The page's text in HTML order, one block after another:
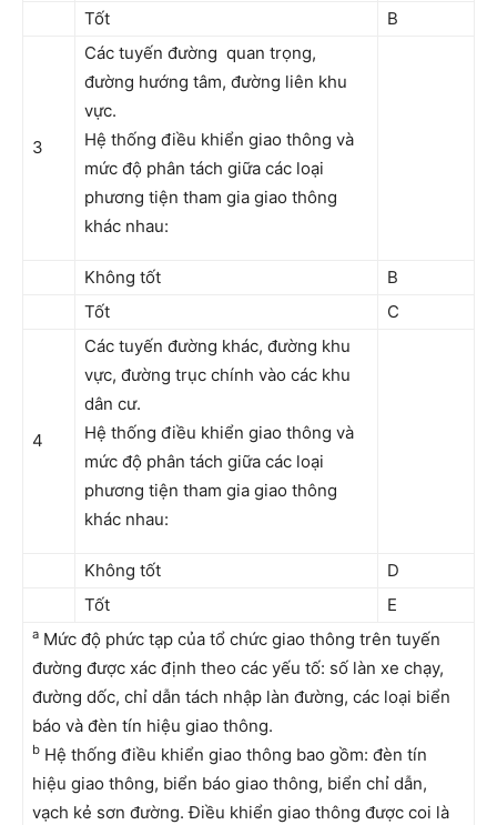
Tốt
B
3
Các tuyến đường quan trọng,
đường hướng tâm, đường liên khu
vực.
Hệ thống điều khiển giao thông và
mức độ phân tách giữa các loại
phương tiện tham gia giao thông
khác nhau:
Không tốt
B
Tốt
C
4
Các tuyến đường khác, đường khu
vực, đường trục chính vào các khu
dân cư.
Hệ thống điều khiển giao thông và
mức độ phân tách giữa các loại
phương tiện tham gia giao thông
khác nhau:
Không tốt
D
Tốt
E
a Mức độ phức tạp của tổ chức giao thông trên tuyến
đường được xác định theo các yếu tố: số làn xe chạy,
đường dốc, chỉ dẫn tách nhập làn đường, các loại biển
báo và đèn tín hiệu giao thông.
b Hệ thống điều khiển giao thông bao gồm: đèn tín
hiệu giao thông, biển báo giao thông, biển chỉ dẫn,
vạch kẻ sơn đường. Điều khiển giao thông được coi là